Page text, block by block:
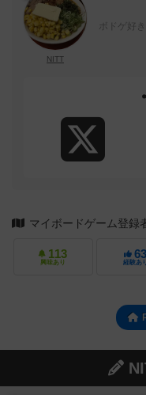
NITT
ボドゲ好き
マイボードゲーム登録
113
興味あり
63
経験あり